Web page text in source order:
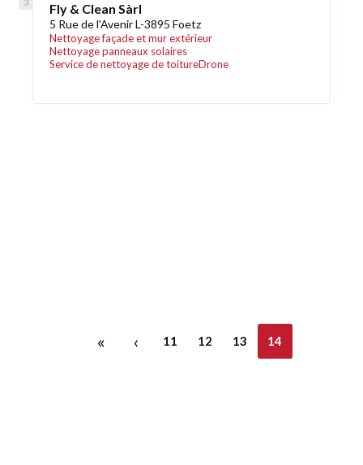
Fly & Clean Sàrl
5 Rue de l'Avenir L-3895 Foetz
Nettoyage façade et mur extérieur
Nettoyage panneaux solaires
Service de nettoyage de toitureDrone
« ‹ 11 12 13 14